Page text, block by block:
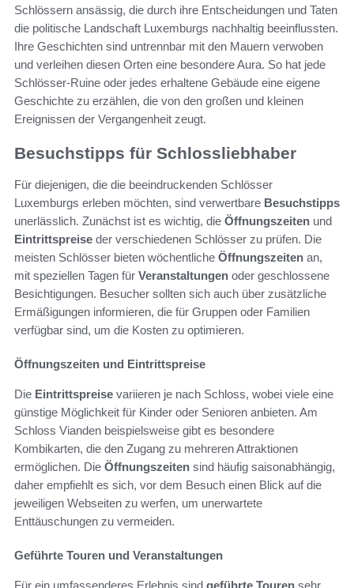
Schlössern ansässig, die durch ihre Entscheidungen und Taten
die politische Landschaft Luxemburgs nachhaltig beeinflussten.
Ihre Geschichten sind untrennbar mit den Mauern verwoben
und verleihen diesen Orten eine besondere Aura. So hat jede
Schlösser-Ruine oder jedes erhaltene Gebäude eine eigene
Geschichte zu erzählen, die von den großen und kleinen
Ereignissen der Vergangenheit zeugt.
Besuchstipps für Schlossliebhaber
Für diejenigen, die die beeindruckenden Schlösser
Luxemburgs erleben möchten, sind verwertbare Besuchstipps
unerlässlich. Zunächst ist es wichtig, die Öffnungszeiten und
Eintrittspreise der verschiedenen Schlösser zu prüfen. Die
meisten Schlösser bieten wöchentliche Öffnungszeiten an,
mit speziellen Tagen für Veranstaltungen oder geschlossene
Besichtigungen. Besucher sollten sich auch über zusätzliche
Ermäßigungen informieren, die für Gruppen oder Familien
verfügbar sind, um die Kosten zu optimieren.
Öffnungszeiten und Eintrittspreise
Die Eintrittspreise variieren je nach Schloss, wobei viele eine
günstige Möglichkeit für Kinder oder Senioren anbieten. Am
Schloss Vianden beispielsweise gibt es besondere
Kombikarten, die den Zugang zu mehreren Attraktionen
ermöglichen. Die Öffnungszeiten sind häufig saisonabhängig,
daher empfiehlt es sich, vor dem Besuch einen Blick auf die
jeweiligen Webseiten zu werfen, um unerwartete
Enttäuschungen zu vermeiden.
Geführte Touren und Veranstaltungen